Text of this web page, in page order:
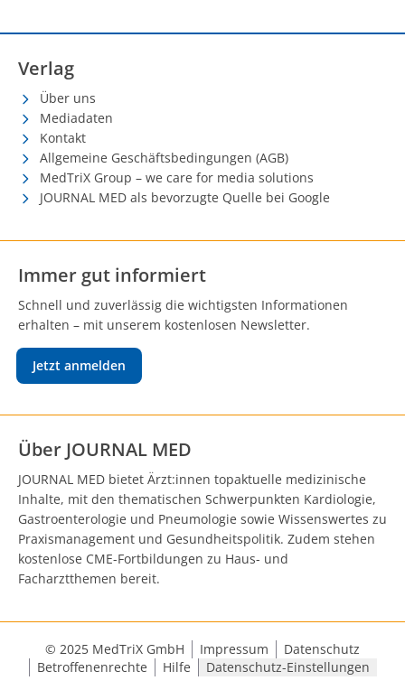
Verlag
Über uns
Mediadaten
Kontakt
Allgemeine Geschäftsbedingungen (AGB)
MedTriX Group – we care for media solutions
JOURNAL MED als bevorzugte Quelle bei Google
Immer gut informiert
Schnell und zuverlässig die wichtigsten Informationen
erhalten – mit unserem kostenlosen Newsletter.
Jetzt anmelden
Über JOURNAL MED
JOURNAL MED bietet Ärzt:innen topaktuelle medizinische
Inhalte, mit den thematischen Schwerpunkten Kardiologie,
Gastroenterologie und Pneumologie sowie Wissenswertes zu
Praxismanagement und Gesundheitspolitik. Zudem stehen
kostenlose CME-Fortbildungen zu Haus- und
Facharztthemen bereit.
© 2025 MedTriX GmbH Impressum
Datenschutz
Betroffenenrechte
Hilfe Datenschutz-Einstellungen